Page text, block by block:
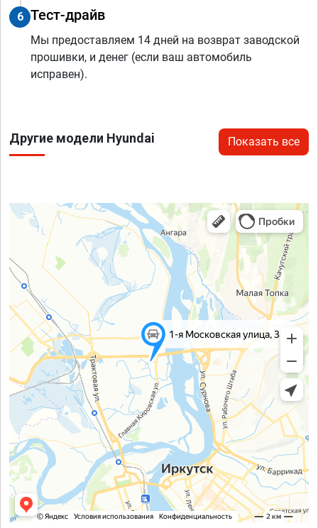
6 Тест-драйв
Мы предоставляем 14 дней на возврат заводской
прошивки, и денег (если ваш автомобиль
исправен).
Другие модели Hyundai Показать все